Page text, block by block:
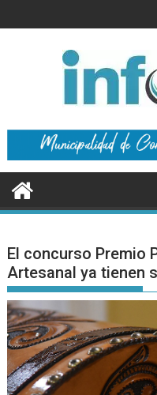
al
El concurso Premio
Artesanal ya tienen